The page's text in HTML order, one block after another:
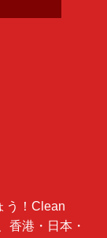
う！Clean
香港・日本・